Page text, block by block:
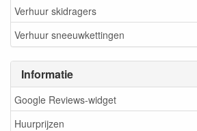
Verhuur skidragers
Verhuur sneeuwkettingen
Informatie
Google Reviews-widget
Huurprijzen